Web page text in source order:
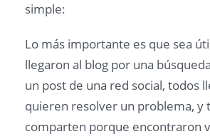
simple:
Lo más importante es que sea
llegaron al blog por una
un post de una red social, todos
quieren resolver un problema, y
comparten porque encontraron